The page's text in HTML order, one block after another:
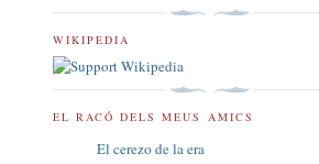
WIKIPEDIA
EL RACÓ DELS MEUS AMICS
El cerezo de la era